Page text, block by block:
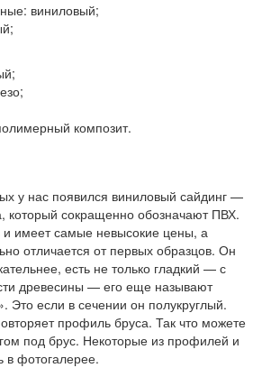
виниловый;
композит.
у нас появился виниловый сайдинг —
который сокращенно обозначают ПВХ.
и имеет самые невысокие цены, а
отличается от первых образцов. Он
есть не только гладкий — с
древесины — его еще называют
Это если в сечении он полукруглый.
профиль бруса. Так что можете
под брус. Некоторые из профилей и
в фотогалерее.